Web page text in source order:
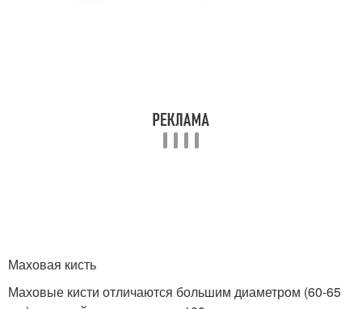
Маховая кисть
Маховые кисти отличаются большим диаметром (60-65